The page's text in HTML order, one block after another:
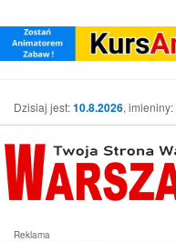
Dzisiaj jest:10.8.2026, imieniny:
Reklama